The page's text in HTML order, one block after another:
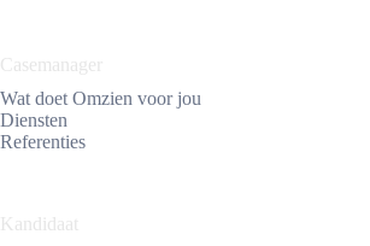
Casemanager
Wat doet Omzien voor jou
Diensten
Referenties
Kandidaat